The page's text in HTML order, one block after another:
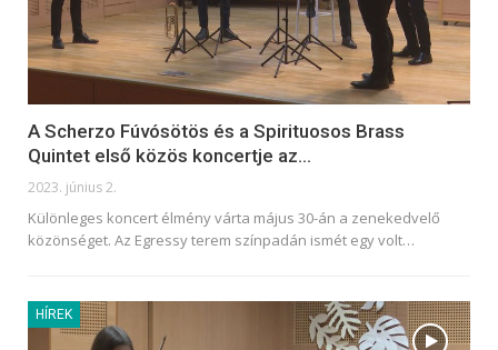
A Scherzo Fúvósötös és a Spirituosos Brass
Quintet első közös koncertje az…
2023. június 2.
Különleges koncert élmény várta május 30-án a zenekedvelő
közönséget. Az Egressy terem színpadán ismét egy volt…
HÍREK